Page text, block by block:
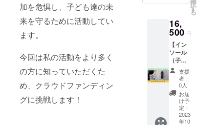
加を危惧し、子ども達の未
来を守るために活動してい
ます。
今回は私の活動をより多く
の方に知っていただくた
め、クラウドファンディン
グに挑戦します！
長など、現
足のケア
「足育」は
とても重要
だと感じて
います。
す！
程度）
を撮影
して
メール
でお送
りいた
だきま
す。 サ
イズ確
認も
メール
で行う
ため、
択
す
る
16,
500 円
【イン
ソール
（子ど
もス
ポーツ
用）】
お子さ
んの足
に合っ
た、ス
ポーツ
支援
者：
0人
お届
け予
定：
2023
年10